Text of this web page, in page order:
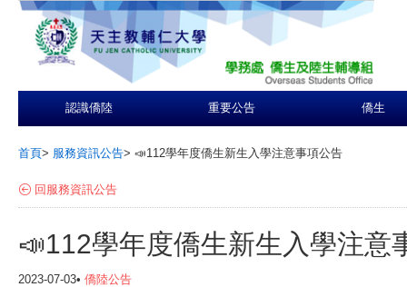
認識僑陸 重要公告 僑生
首頁> 服務資訊公告> 📣112學年度僑生新生入學注意事項公告
回服務資訊公告
📣112學年度僑生新生入學注意
2023-07-03• 僑陸公告